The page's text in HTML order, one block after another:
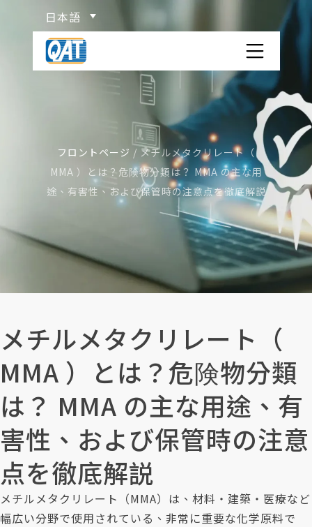
日本語
QAT コンテナヤード
サービス
ISO TANK コンテナ紹介
危険物の分類
お問い合わせ
フロントページ / メチルメタクリレート（
MMA ）とは？危険物分類は？ MMA の主な用
途、有害性、および保管時の注意点を徹底解説
メチルメタクリレート（
MMA ）とは？危険物分類
は？ MMA の主な用途、有
害性、および保管時の注意
点を徹底解説
メチルメタクリレート（MMA）は、材料・建築・医療など
幅広い分野で使用されている、非常に重要な化学原料で